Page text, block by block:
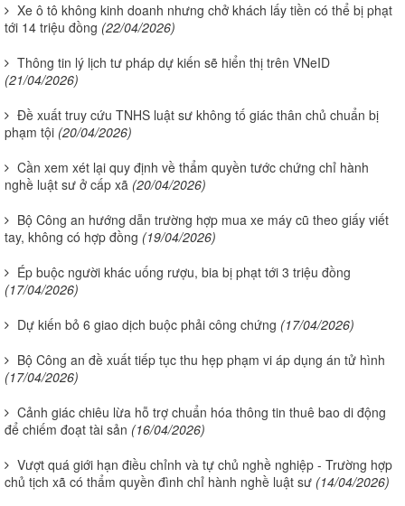
Xe ô tô không kinh doanh nhưng chở khách lấy tiền có thể bị phạt
tới 14 triệu đồng (22/04/2026)
Thông tin lý lịch tư pháp dự kiến sẽ hiển thị trên VNeID
(21/04/2026)
Đề xuất truy cứu TNHS luật sư không tố giác thân chủ chuẩn bị
phạm tội (20/04/2026)
Cần xem xét lại quy định về thẩm quyền tước chứng chỉ hành
nghề luật sư ở cấp xã (20/04/2026)
Bộ Công an hướng dẫn trường hợp mua xe máy cũ theo giấy viết
tay, không có hợp đồng (19/04/2026)
Ép buộc người khác uống rượu, bia bị phạt tới 3 triệu đồng
(17/04/2026)
Dự kiến bỏ 6 giao dịch buộc phải công chứng (17/04/2026)
Bộ Công an đề xuất tiếp tục thu hẹp phạm vi áp dụng án tử hình
(17/04/2026)
Cảnh giác chiêu lừa hỗ trợ chuẩn hóa thông tin thuê bao di động
để chiếm đoạt tài sản (16/04/2026)
Vượt quá giới hạn điều chỉnh và tự chủ nghề nghiệp - Trường hợp
chủ tịch xã có thẩm quyền đình chỉ hành nghề luật sư (14/04/2026)